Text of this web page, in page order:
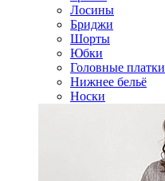
Лосины
Бриджи
Шорты
Юбки
Головные платки
Нижнее бельё
Носки